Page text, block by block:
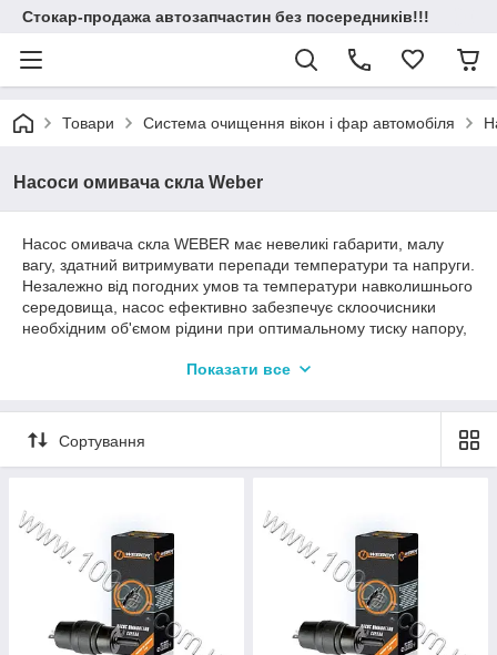
Стокар-продажа автозапчастин без посередників!!!
Товари Система очищення вікон і фар автомобіля
Насоси омивача скла Weber
Насос омивача скла WEBER має невеликі габарити, малу
вагу, здатний витримувати перепади температури та напруги.
Незалежно від погодних умов та температури навколишнього
середовища, насос ефективно забезпечує склоочисники
необхідним об'ємом рідини при оптимальному тиску напору,
скла для безпечного руху, що важливо у складних погодних
щодо електроізоляції, пилозахищеності та зовнішнього шуму:
електродвигун насоса надійно ізольований від водяної
WEBER запобігає розвитку корозії та заклинювання ротора в
корпусі двигуна.
Показати все
Сортування